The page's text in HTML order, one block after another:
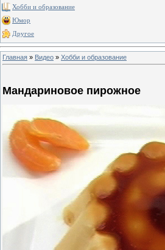
Хобби и образование
Юмор
Другое
Главная » Видео » Хобби и образование
Мандариновое пирожное